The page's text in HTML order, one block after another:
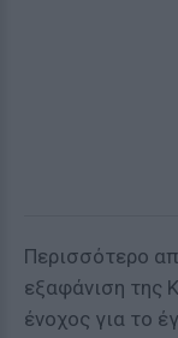
Περισσότερο
εξαφάνιση της
ένοχος για το